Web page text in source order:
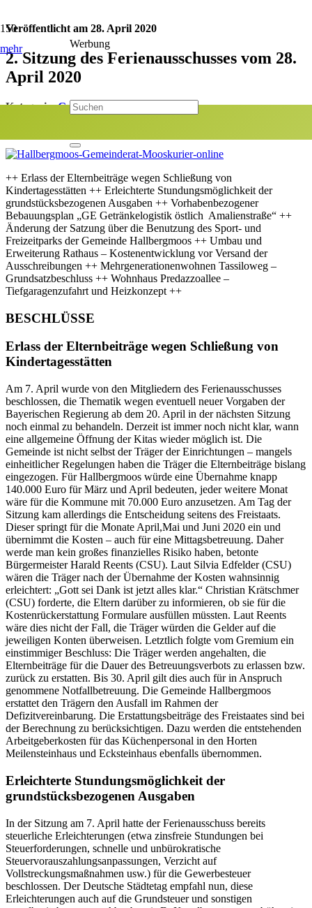
mehr Werbung
Veröffentlicht am 28. April 2020
2. Sitzung des Ferienausschusses vom 28.
April 2020
Kategorie:Gemeinderat
++ Erlass der Elternbeiträge wegen Schließung von
Kindertagesstätten ++ Erleichterte Stundungsmöglichkeit der
grundstücksbezogenen Ausgaben ++ Vorhabenbezogener
Bebauungsplan „GE Getränkelogistik östlich Amalienstraße“ ++
Änderung der Satzung über die Benutzung des Sport- und
Freizeitparks der Gemeinde Hallbergmoos ++ Umbau und
Erweiterung Rathaus – Kostenentwicklung vor Versand der
Ausschreibungen ++ Mehrgenerationenwohnen Tassiloweg –
Grundsatzbeschluss ++ Wohnhaus Predazzoallee –
Tiefgaragenzufahrt und Heizkonzept ++
BESCHLÜSSE
Erlass der Elternbeiträge wegen Schließung von
Kindertagesstätten
Am 7. April wurde von den Mitgliedern des Ferienausschusses
beschlossen, die Thematik wegen eventuell neuer Vorgaben der
Bayerischen Regierung ab dem 20. April in der nächsten Sitzung
noch einmal zu behandeln. Derzeit ist immer noch nicht klar, wann
eine allgemeine Öffnung der Kitas wieder möglich ist. Die
Gemeinde ist nicht selbst der Träger der Einrichtungen – mangels
einheitlicher Regelungen haben die Träger die Elternbeiträge bislang
eingezogen. Für Hallbergmoos würde eine Übernahme knapp
140.000 Euro für März und April bedeuten, jeder weitere Monat
wäre für die Kommune mit 70.000 Euro anzusetzen. Am Tag der
Sitzung kam allerdings die Entscheidung seitens des Freistaats.
Dieser springt für die Monate April,Mai und Juni 2020 ein und
übernimmt die Kosten – auch für eine Mittagsbetreuung. Daher
werde man kein großes finanzielles Risiko haben, betonte
Bürgermeister Harald Reents (CSU). Laut Silvia Edfelder (CSU)
wären die Träger nach der Übernahme der Kosten wahnsinnig
erleichtert: „Gott sei Dank ist jetzt alles klar.“ Christian Krätschmer
(CSU) forderte, die Eltern darüber zu informieren, ob sie für die
Kostenrückerstattung Formulare ausfüllen müssten. Laut Reents
wäre dies nicht der Fall, die Träger würden die Gelder auf die
jeweiligen Konten überweisen. Letztlich folgte vom Gremium ein
einstimmiger Beschluss: Die Träger werden angehalten, die
Elternbeiträge für die Dauer des Betreuungsverbots zu erlassen bzw.
zurück zu erstatten. Bis 30. April gilt dies auch für in Anspruch
genommene Notfallbetreuung. Die Gemeinde Hallbergmoos
erstattet den Trägern den Ausfall im Rahmen der
Defizitvereinbarung. Die Erstattungsbeiträge des Freistaates sind bei
der Berechnung zu berücksichtigen. Dazu werden die entstehenden
Arbeitgeberkosten für das Küchenpersonal in den Horten
Meilensteinhaus und Ecksteinhaus ebenfalls übernommen.
Erleichterte Stundungsmöglichkeit der
grundstücksbezogenen Ausgaben
In der Sitzung am 7. April hatte der Ferienausschuss bereits
steuerliche Erleichterungen (etwa zinsfreie Stundungen bei
Steuerforderungen, schnelle und unbürokratische
Steuervorauszahlungsanpassungen, Verzicht auf
Vollstreckungsmaßnahmen usw.) für die Gewerbesteuer
beschlossen. Der Deutsche Städtetag empfahl nun, diese
Erleichterungen auch auf die Grundsteuer und sonstigen